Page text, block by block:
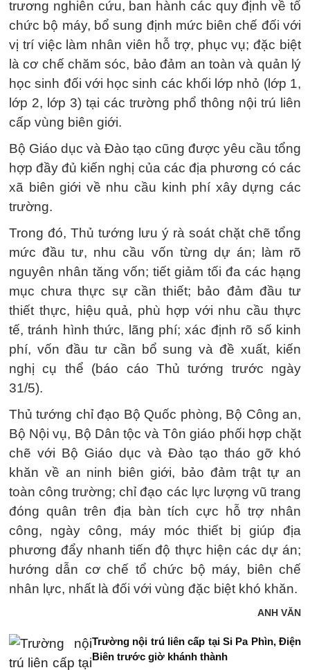
trương nghiên cứu, ban hành các quy định về tổ
chức bộ máy, bổ sung định mức biên chế đối với
vị trí việc làm nhân viên hỗ trợ, phục vụ; đặc biệt
là cơ chế chăm sóc, bảo đảm an toàn và quản lý
học sinh đối với học sinh các khối lớp nhỏ (lớp 1,
lớp 2, lớp 3) tại các trường phổ thông nội trú liên
cấp vùng biên giới.
Bộ Giáo dục và Đào tạo cũng được yêu cầu tổng
hợp đầy đủ kiến nghị của các địa phương có các
xã biên giới về nhu cầu kinh phí xây dựng các
trường.
Trong đó, Thủ tướng lưu ý rà soát chặt chẽ tổng
mức đầu tư, nhu cầu vốn từng dự án; làm rõ
nguyên nhân tăng vốn; tiết giảm tối đa các hạng
mục chưa thực sự cần thiết; bảo đảm đầu tư
thiết thực, hiệu quả, phù hợp với nhu cầu thực
tế, tránh hình thức, lãng phí; xác định rõ số kinh
phí, vốn đầu tư cần bổ sung và đề xuất, kiến
nghị cụ thể (báo cáo Thủ tướng trước ngày
31/5).
Thủ tướng chỉ đạo Bộ Quốc phòng, Bộ Công an,
Bộ Nội vụ, Bộ Dân tộc và Tôn giáo phối hợp chặt
chẽ với Bộ Giáo dục và Đào tạo tháo gỡ khó
khăn về an ninh biên giới, bảo đảm trật tự an
toàn công trường; chỉ đạo các lực lượng vũ trang
đóng quân trên địa bàn tích cực hỗ trợ nhân
công, ngày công, máy móc thiết bị giúp địa
phương đẩy nhanh tiến độ thực hiện các dự án;
hướng dẫn cơ chế tổ chức bộ máy, biên chế
nhân lực, nhất là đối với vùng đặc biệt khó khăn.
ANH VĂN
Trường nội trú liên cấp tại Si Pa Phìn, Điện
Biên trước giờ khánh thành